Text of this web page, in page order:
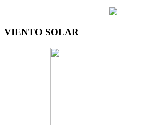
VIENTO SOLAR